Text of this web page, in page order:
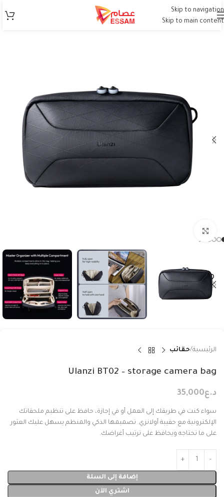
Skip to navigation
Skip to main content
الرئيسية حقائب
Ulanzi BT02 – storage camera bag
د.ع35,000
سواء كنت في طريقك إلى العمل أو في إجازة، حافظ على تنظيم ملحقاتك
الإلكترونية مع حقيبة أولانزي. تصميمها الذكي والمنظم يسهل عليك العثور
على ما تحتاجه ويحافظ على ترتيب أغراضك.
إضافة إلى السلة
اشتري الآن